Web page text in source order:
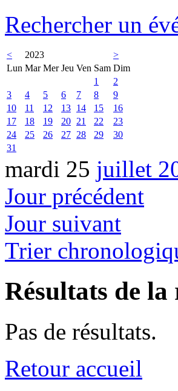
Rechercher un
< 2023
>
Lun Mar Mer Jeu Ven Sam Dim
1
2
3
4 5 6 7 8
9
10
11 12 13 14 15
16
17
18 19 20 21 22
23
24
25 26 27 28 29
30
31
mardi 25 juillet
Jour précédent
Jour suivant
Trier
Résultats de la
Pas de résultats.
Retour accueil